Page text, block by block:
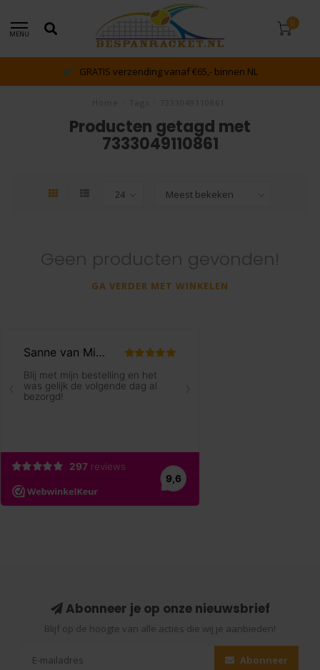
MENU
0
GRATIS verzending vanaf €65,- binnen NL
Producten getagd met
7333049110861
Geen producten gevonden!
GA VERDER MET WINKELEN
Abonneer je op onze nieuwsbrief
Blijf op de hoogte van alle acties die wij je aanbieden!
Abonneer